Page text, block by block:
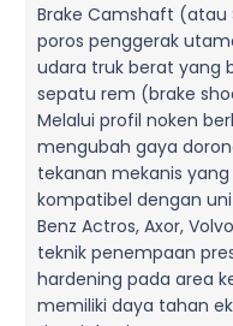
Brake Camshaft
poros penggerak
udara truk berat yang
sepatu rem (brake
Melalui profil noken
mengubah gaya
tekanan mekanis
kompatibel dengan
Benz Actros, Axor,
teknik penempaan
hardening pada area
memiliki daya tahan